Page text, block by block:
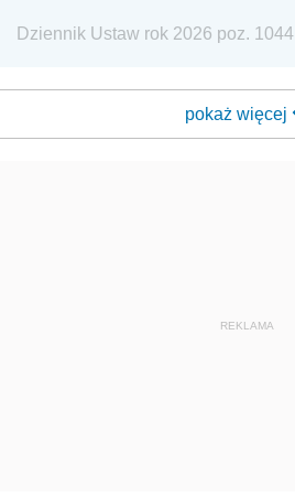
Dziennik Ustaw rok 2026 poz. 1044
pokaż więcej
REKLAMA